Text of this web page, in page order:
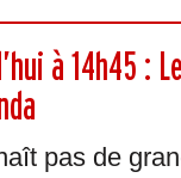
à 14h45 :
pas de